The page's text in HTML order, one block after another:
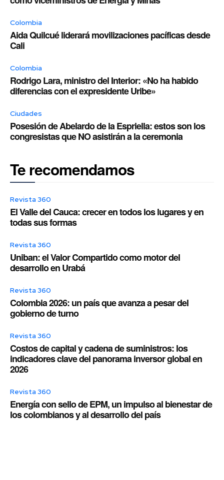
Colombia
Aida Quilcué liderará movilizaciones pacíficas desde
Cali
Colombia
Rodrigo Lara, ministro del Interior: «No ha habido
diferencias con el expresidente Uribe»
Ciudades
Posesión de Abelardo de la Espriella: estos son los
congresistas que NO asistirán a la ceremonia
Te recomendamos
Revista 360
El Valle del Cauca: crecer en todos los lugares y en
todas sus formas
Revista 360
Uniban: el Valor Compartido como motor del
desarrollo en Urabá
Revista 360
Colombia 2026: un país que avanza a pesar del
gobierno de turno
Revista 360
Costos de capital y cadena de suministros: los
indicadores clave del panorama inversor global en
2026
Revista 360
Energía con sello de EPM, un impulso al bienestar de
los colombianos y al desarrollo del país